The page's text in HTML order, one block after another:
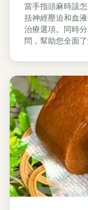
當手指頭麻時該
括神經壓迫和血
治療選項。同時
問，幫助您全面